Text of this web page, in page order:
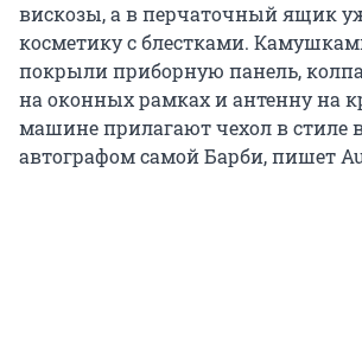
вискозы, а в перчаточный ящик
косметику с блестками.
покрыли приборную панель,
на оконных рамках и антенну на
машине прилагают чехол в стиле
автографом самой Барби, пишет